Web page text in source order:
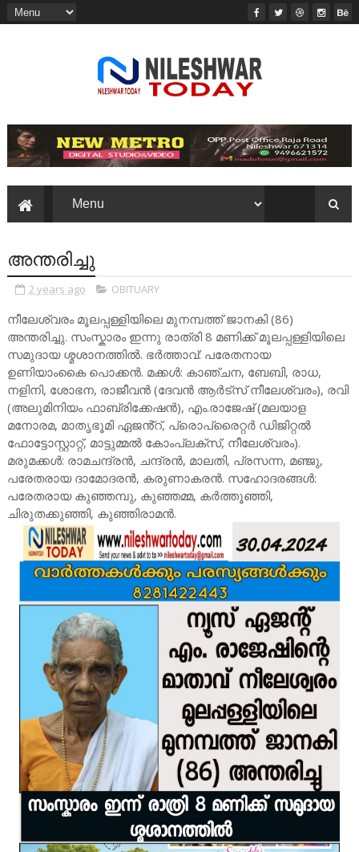
അന്തരിച്ചു
2 years ago OBITUARY
നീലേശ്വരം മൂലപ്പള്ളിയിലെ മുനമ്പത്ത് ജാനകി (86)
അന്തരിച്ചു. സംസ്കാരം ഇന്നു രാത്രി 8 മണിക്ക് മൂലപ്പള്ളിയിലെ
സമുദായ ശ്മശാനത്തിൽ. ഭർത്താവ്: പരേതനായ
ഉണിയാംകൈ പൊക്കൻ. മക്കൾ: കാഞ്ചന, ബേബി, രാധ,
നളിനി, ശോഭന, രാജീവൻ (ദേവൻ ആർട്സ് നീലേശ്വരം), രവി
(അലുമിനിയം ഫാബ്രിക്കേഷൻ), എം.രാജേഷ് (മലയാള
മനോരമ, മാതൃഭൂമി ഏജൻ്റ്, പ്രൊപ്രൈറ്റർ ഡിജിറ്റൽ
ഫോട്ടോസ്റ്റാറ്റ്, മാട്ടുമ്മൽ കോംപ്ലക്സ്, നീലേശ്വരം).
മരുമക്കൾ: രാമചന്ദ്രൻ, ചന്ദ്രൻ, മാലതി, പ്രസന്ന, മഞ്ജു,
പരേതരായ ദാമോദരൻ, കരുണാകരൻ. സഹോദരങ്ങൾ:
പരേതരായ കുഞ്ഞമ്പു, കുഞ്ഞമ്മ, കർത്തൂഞ്ഞി,
ചിരുതക്കുഞ്ഞി, കുഞ്ഞിരാമൻ.